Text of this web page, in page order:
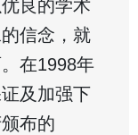
良的学术
信念，就
在1998年
及加强下
布的